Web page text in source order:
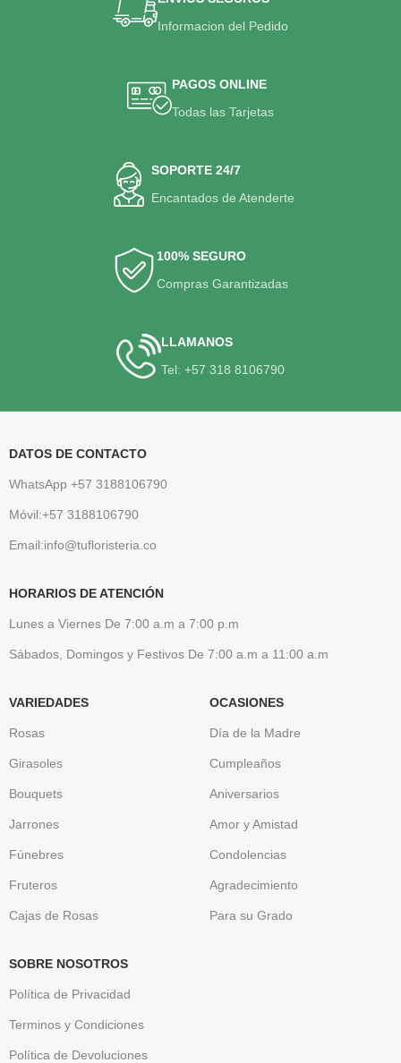
Informacion del Pedido
PAGOS ONLINE
Todas las Tarjetas
SOPORTE 24/7
Encantados de Atenderte
100% SEGURO
Compras Garantizadas
LLAMANOS
Tel: +57 318 8106790
DATOS DE CONTACTO
WhatsApp +57 3188106790
Móvil:+57 3188106790
Email:info@tufloristeria.co
HORARIOS DE ATENCIÓN
Lunes a Viernes De 7:00 a.m a 7:00 p.m
Sábados, Domingos y Festivos De 7:00 a.m a 11:00 a.m
VARIEDADES
Rosas
Girasoles
Bouquets
Jarrones
Fúnebres
Fruteros
Cajas de Rosas
OCASIONES
Día de la Madre
Cumpleaños
Aniversarios
Amor y Amistad
Condolencias
Agradecimiento
Para su Grado
SOBRE NOSOTROS
Política de Privacidad
Terminos y Condiciones
Política de Devoluciones